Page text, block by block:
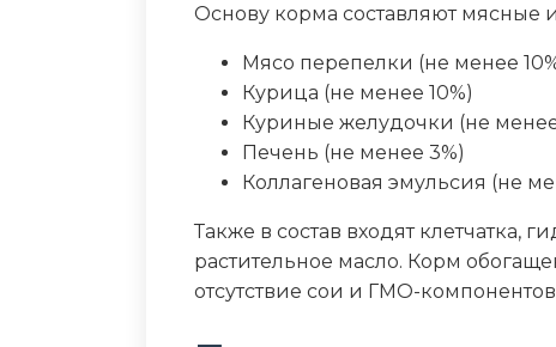
Белок (%)
Жир (%)
Клетчатка (%)
Влага (%)
Основу корма составляют мясные
Мясо перепелки (не менее
Курица (не менее 10%)
Куриные желудочки (не менее
Печень (не менее 3%)
Коллагеновая эмульсия (не
Также в состав входят клетчатка,
растительное масло. Корм
отсутствие сои и ГМО-